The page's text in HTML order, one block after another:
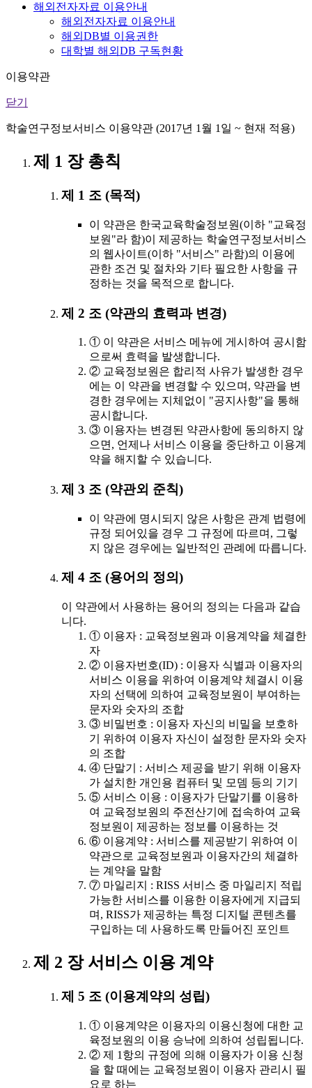
해외전자자료 이용안내
해외전자자료 이용안내
해외DB별 이용권한
대학별 해외DB 구독현황
이용약관
닫기
학술연구정보서비스 이용약관 (2017년 1월 1일 ~ 현재 적용)
제 1 장 총칙
제 1 조 (목적)
이 약관은 한국교육학술정보원(이하 "교육정
보원"라 함)이 제공하는 학술연구정보서비스
의 웹사이트(이하 "서비스" 라함)의 이용에
관한 조건 및 절차와 기타 필요한 사항을 규
정하는 것을 목적으로 합니다.
제 2 조 (약관의 효력과 변경)
① 이 약관은 서비스 메뉴에 게시하여 공시함
으로써 효력을 발생합니다.
② 교육정보원은 합리적 사유가 발생한 경우
에는 이 약관을 변경할 수 있으며, 약관을 변
경한 경우에는 지체없이 "공지사항"을 통해
공시합니다.
③ 이용자는 변경된 약관사항에 동의하지 않
으면, 언제나 서비스 이용을 중단하고 이용계
약을 해지할 수 있습니다.
제 3 조 (약관외 준칙)
이 약관에 명시되지 않은 사항은 관계 법령에
규정 되어있을 경우 그 규정에 따르며, 그렇
지 않은 경우에는 일반적인 관례에 따릅니다.
제 4 조 (용어의 정의)
이 약관에서 사용하는 용어의 정의는 다음과 같습
니다.
① 이용자 : 교육정보원과 이용계약을 체결한
자
② 이용자번호(ID) : 이용자 식별과 이용자의
서비스 이용을 위하여 이용계약 체결시 이용
자의 선택에 의하여 교육정보원이 부여하는
문자와 숫자의 조합
③ 비밀번호 : 이용자 자신의 비밀을 보호하
기 위하여 이용자 자신이 설정한 문자와 숫자
의 조합
④ 단말기 : 서비스 제공을 받기 위해 이용자
가 설치한 개인용 컴퓨터 및 모뎀 등의 기기
⑤ 서비스 이용 : 이용자가 단말기를 이용하
여 교육정보원의 주전산기에 접속하여 교육
정보원이 제공하는 정보를 이용하는 것
⑥ 이용계약 : 서비스를 제공받기 위하여 이
약관으로 교육정보원과 이용자간의 체결하
는 계약을 말함
⑦ 마일리지 : RISS 서비스 중 마일리지 적립
가능한 서비스를 이용한 이용자에게 지급되
며, RISS가 제공하는 특정 디지털 콘텐츠를
구입하는 데 사용하도록 만들어진 포인트
제 2 장 서비스 이용 계약
제 5 조 (이용계약의 성립)
① 이용계약은 이용자의 이용신청에 대한 교
육정보원의 이용 승낙에 의하여 성립됩니다.
② 제 1항의 규정에 의해 이용자가 이용 신청
을 할 때에는 교육정보원이 이용자 관리시 필
요로 하는